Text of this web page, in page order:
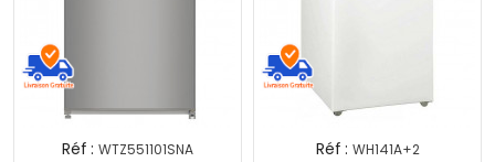
Réf : WTZ551101SNA Réf : WH141A+2